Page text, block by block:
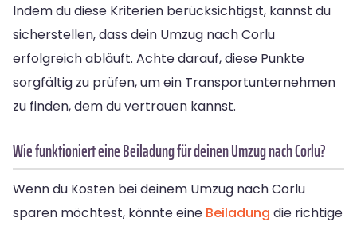
Indem du diese Kriterien berücksichtigst, kannst du
sicherstellen, dass dein Umzug nach Corlu
erfolgreich abläuft. Achte darauf, diese Punkte
sorgfältig zu prüfen, um ein Transportunternehmen
zu finden, dem du vertrauen kannst.
Wie funktioniert eine Beiladung für deinen Umzug nach Corlu?
Wenn du Kosten bei deinem Umzug nach Corlu
sparen möchtest, könnte eine Beiladung die richtige